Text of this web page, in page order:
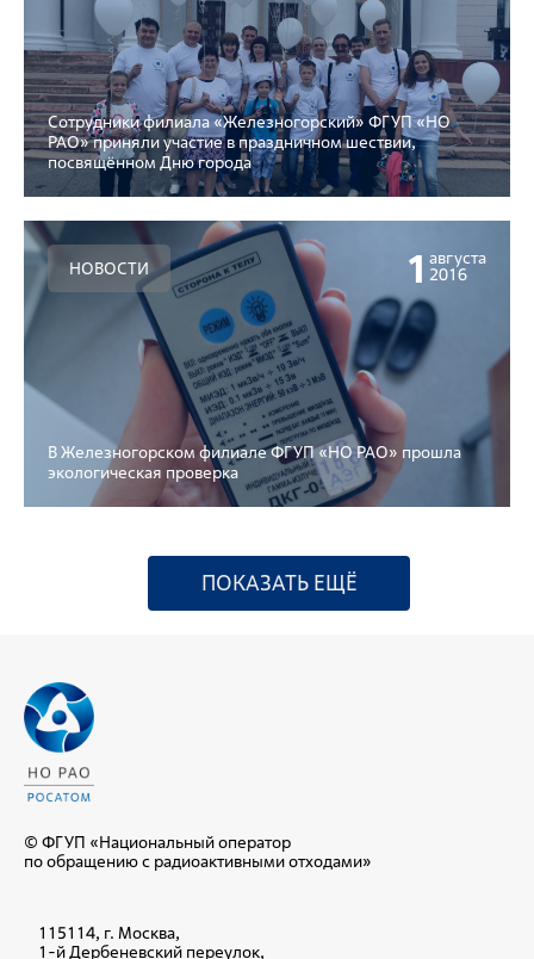
Сотрудники филиала «Железногорский» ФГУП «НО
РАО» приняли участие в праздничном шествии,
посвящённом Дню города
НОВОСТИ 1 августа
2016
В Железногорском филиале ФГУП «НО РАО» прошла
экологическая проверка
ПОКАЗАТЬ ЕЩЁ
© ФГУП «Национальный оператор
по обращению с радиоактивными отходами»
115114, г. Москва,
1-й Дербеневский переулок,